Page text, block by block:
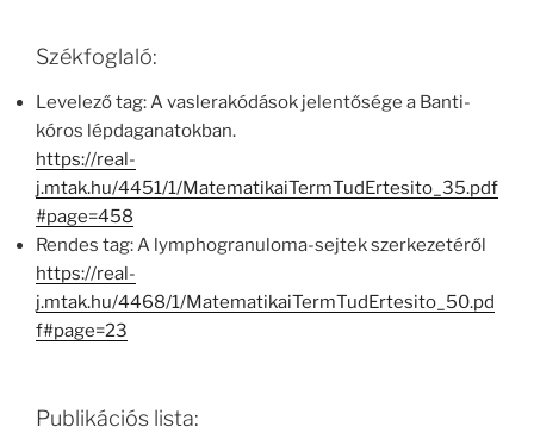
Székfoglaló:
Levelező tag: A vaslerakódások jelentősége a Banti-
kóros lépdaganatokban.
https://real-
j.mtak.hu/4451/1/MatematikaiTermTudErtesito_35.pdf
#page=458
Rendes tag: A lymphogranuloma-sejtek szerkezetéről
https://real-
j.mtak.hu/4468/1/MatematikaiTermTudErtesito_50.pd
f#page=23
Publikációs lista: